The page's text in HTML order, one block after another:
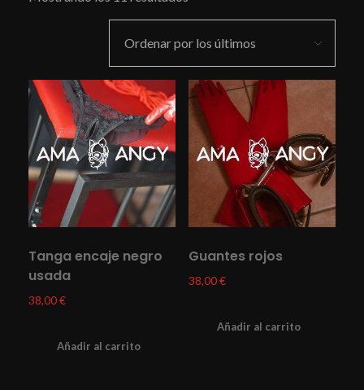
Tanga encaje negro
usada
38,00€
Añadir al carrito
Guantes rojos
38,00€
Añadir al carrito